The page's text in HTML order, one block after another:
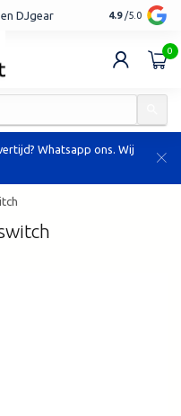
DJgear Tot 7 jaar
4.9 /5.0
0
Whatsapp ons. Wij